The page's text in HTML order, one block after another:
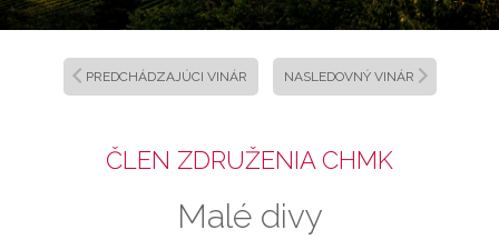
PREDCHÁDZAJÚCI VINÁR NASLEDOVNÝ VINÁR
ČLEN ZDRUŽENIA CHMK
Malé divy